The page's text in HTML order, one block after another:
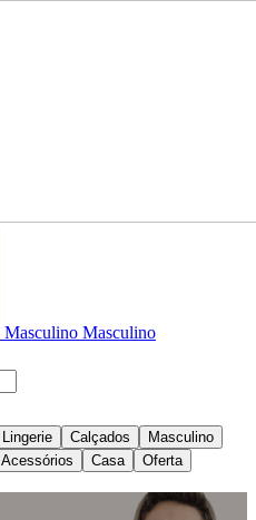
Masculino Masculino
Lingerie Calçados
Masculino
Acessórios Casa Oferta